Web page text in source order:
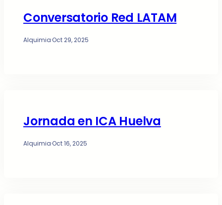
Conversatorio Red LATAM
Alquimia·Oct 29, 2025
Jornada en ICA Huelva
Alquimia·Oct 16, 2025